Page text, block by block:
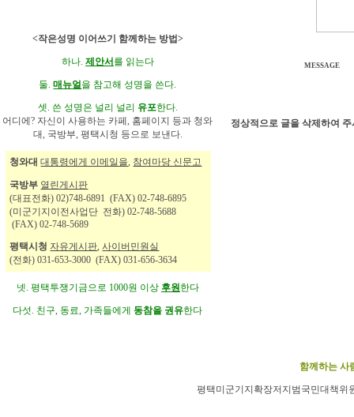
<작은성명 이어쓰기 함께하는 방법>
하나. 제안서 를 읽는다
둘.매뉴얼을 참고해 성명을 쓴다.
셋. 쓴 성명은 널리 널리 유포한다.
어디에? 자신이 사용하는 카페, 홈페이지 등과 청와
대, 국방부, 평택시청 등으로 보낸다.
청와대 대통령에게 이메일을, 참여마당 신문고
국방부 열린게시판
(대표전화) 02)748-6891 (FAX) 02-748-6895
(미군기지이전사업단 전화) 02-748-5688
(FAX) 02-748-5689
평택시청 자유게시판,사이버민원실
(전화) 031-653-3000 (FAX) 031-656-3634
넷. 평택투쟁기금으로 1000원 이상 후원한다
다섯. 친구, 동료, 가족들에게동참을 권유한다
MESSAGE
정상적으로 글을 삭제하여
함께하는 사
평택미군기지확장저지범국민대책위